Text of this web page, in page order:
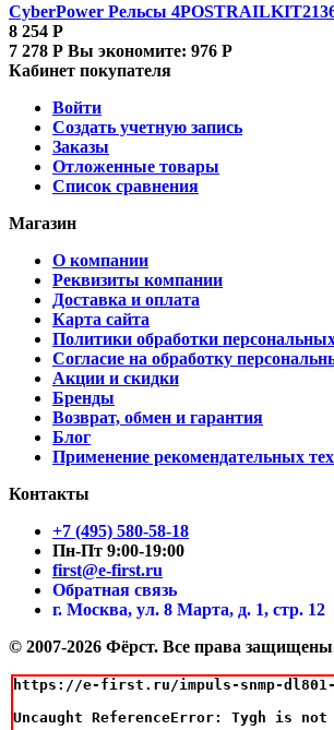
CyberPower Рельсы
8 254 Р
7 278 Р Вы экономите: 976 Р
Кабинет покупателя
Войти
Создать учетную запись
Заказы
Отложенные товары
Список сравнения
Магазин
О компании
Реквизиты компании
Доставка и оплата
Карта сайта
Политики обработки
Согласие на обработку
Акции и скидки
Бренды
Возврат, обмен и гарантия
Блог
Применение рекомендательных
Контакты
+7 (495) 580-58-18
Пн-Пт 9:00-19:00
first@e-first.ru
Обратная связь
г. Москва, ул. 8 Марта, д. 1, стр. 12
© 2007-2026 Фёрст. Все права
https://e-first.ru/impuls-snmp-
Uncaught ReferenceError: Tygh is not